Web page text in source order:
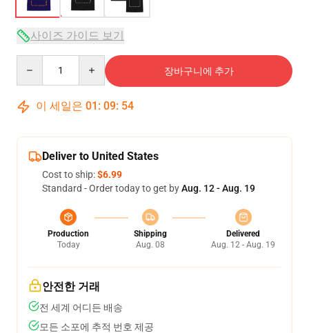
사이즈 가이드 보기
장바구니에 추가
이 세일은 01 : 09: 53
Deliver to United States
Cost to ship:$6.99
Standard - Order today to get byAug. 12 - Aug. 19
Production
Today
Shipping
Aug. 08
Delivered
Aug. 12 - Aug. 19
안전한 거래
전 세계 어디든 배송
모든 소포에 추적 번호 제공